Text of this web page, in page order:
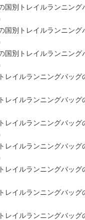
国別トレイルランニング
国別トレイルランニング
国別トレイルランニング
レイルランニングバッグ
レイルランニングバッ
レイルランニングバッグ
レイルランニングバッグ
レイルランニングバッグ
レイルランニングバッ
レイルランニングバッグ